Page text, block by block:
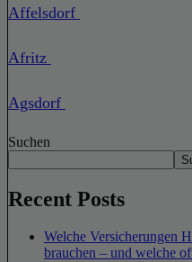
Affelsdorf
Afritz
Agsdorf
Suchen
Recent Posts
Welche Versicherungen
brauchen – und welche